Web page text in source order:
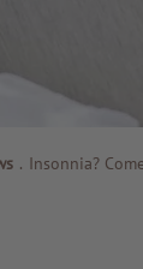
. Insonnia?